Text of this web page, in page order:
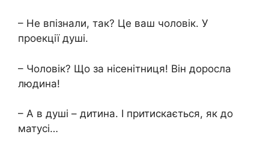
– Не впізнали, так? Це ваш чоловік. У
проекції душі.
– Чоловік? Що за нісенітниця! Він доросла
людина!
– А в душі – дитина. І притискається, як до
матусі…